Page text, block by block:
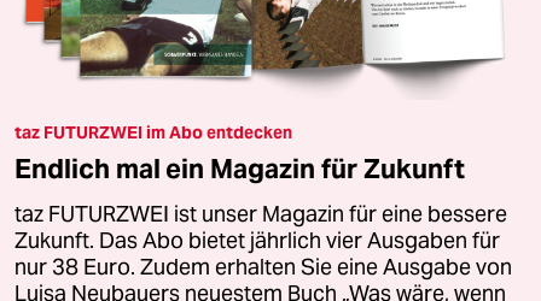
taz FUTURZWEI im Abo entdecken
Endlich mal ein Magazin für Zukunft
taz FUTURZWEI ist unser Magazin für eine bessere
Zukunft. Das Abo bietet jährlich vier Ausgaben für
nur 38 Euro. Zudem erhalten Sie eine Ausgabe von
Luisa Neubauers neuestem Buch „Was wäre, wenn